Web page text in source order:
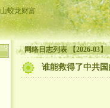
山蛟龙财富
网络日志列表 【2026-03】
谁能救得了中共